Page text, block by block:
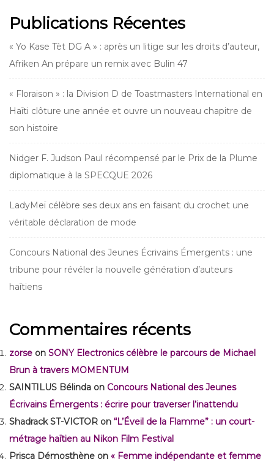
Publications Récentes
« Yo Kase Tèt DG A » : après un litige sur les droits d’auteur,
Afriken An prépare un remix avec Bulin 47
« Floraison » : la Division D de Toastmasters International en
Haïti clôture une année et ouvre un nouveau chapitre de
son histoire
Nidger F. Judson Paul récompensé par le Prix de la Plume
diplomatique à la SPECQUE 2026
LadyMeï célèbre ses deux ans en faisant du crochet une
véritable déclaration de mode
Concours National des Jeunes Écrivains Émergents : une
tribune pour révéler la nouvelle génération d’auteurs
haïtiens
Commentaires récents
zorse on SONY Electronics célèbre le parcours de Michael
Brun à travers MOMENTUM
SAINTILUS Bélinda on Concours National des Jeunes
Écrivains Émergents : écrire pour traverser l’inattendu
Shadrack ST-VICTOR on “L’Éveil de la Flamme” : un court-
métrage haïtien au Nikon Film Festival
Prisca Démosthène on « Femme indépendante et femme